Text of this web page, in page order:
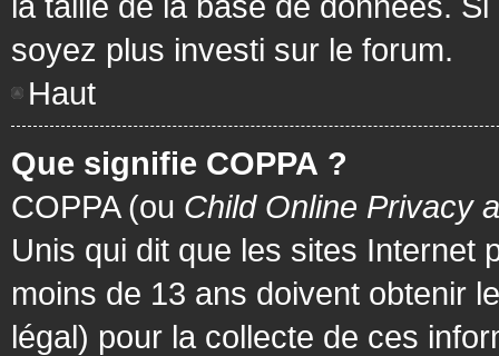
soyez plus investi sur le forum.
Haut
Que signifie COPPA ?
COPPA (ou Child Online Privacy
Unis qui dit que les sites Internet
moins de 13 ans doivent obtenir
légal) pour la collecte de ces